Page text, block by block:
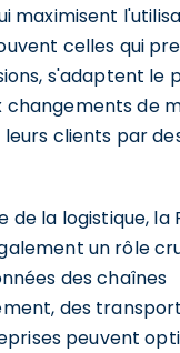
maximisent
celles qui
s'adaptent le
changements de
clients par
de la logistique, la
un rôle
des chaînes
des
peuvent